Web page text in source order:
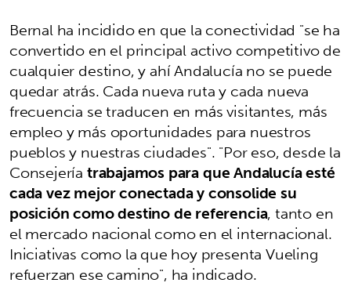
Bernal ha incidido en que la conectividad "se ha
convertido en el principal activo competitivo de
cualquier destino, y ahí Andalucía no se puede
quedar atrás. Cada nueva ruta y cada nueva
frecuencia se traducen en más visitantes, más
empleo y más oportunidades para nuestros
pueblos y nuestras ciudades". "Por eso, desde la
Consejeríatrabajamos para que Andalucía esté
cada vez mejor conectada y consolide su
posición como destino de referencia, tanto en
el mercado nacional como en el internacional.
Iniciativas como la que hoy presenta Vueling
refuerzan ese camino", ha indicado.